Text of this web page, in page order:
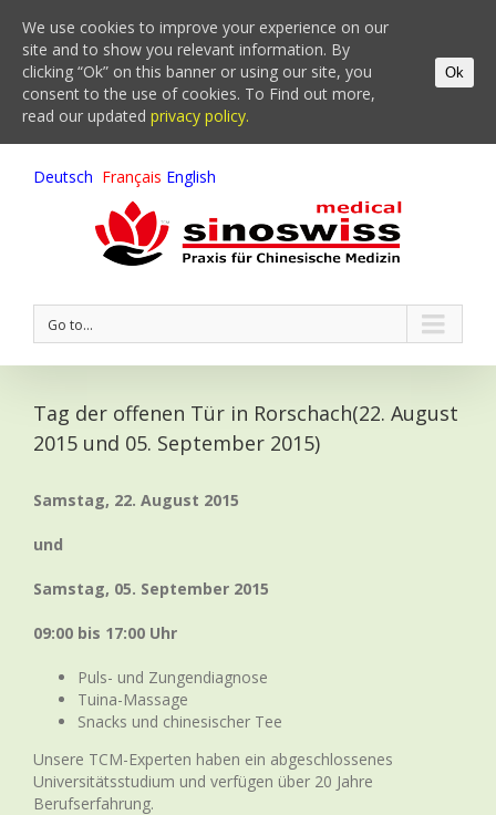
Deutsch Français English
Go to...
Tag der offenen Tür in Rorschach(22. August
2015 und 05. September 2015)
Samstag, 22. August 2015
und
Samstag, 05. September 2015
09:00 bis 17:00 Uhr
Puls- und Zungendiagnose
Tuina-Massage
Snacks und chinesischer Tee
Unsere TCM-Experten haben ein abgeschlossenes
Universitätsstudium und verfügen über 20 Jahre
Berufserfahrung.
We use cookies to improve your experience on our
site and to show you relevant information. By
clicking “Ok” on this banner or using our site, you
consent to the use of cookies. To Find out more,
read our updated privacy policy.
Ok